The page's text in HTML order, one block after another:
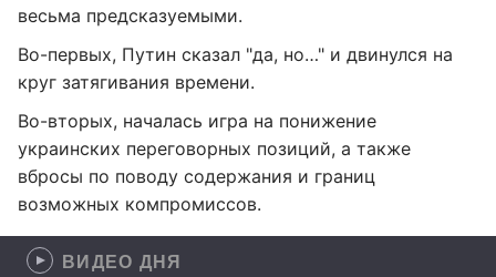
весьма предсказуемыми.
Во-первых, Путин сказал "да, но…" и двинулся на
круг затягивания времени.
Во-вторых, началась игра на понижение
украинских переговорных позиций, а также
вбросы по поводу содержания и границ
возможных компромиссов.
ВИДЕО ДНЯ